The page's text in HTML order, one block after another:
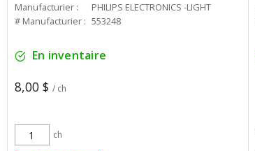
Manufacturier :
PHILIPS ELECTRONICS -LIGHT
# Manufacturier : 553248
En inventaire
8,00 $ / ch
ch